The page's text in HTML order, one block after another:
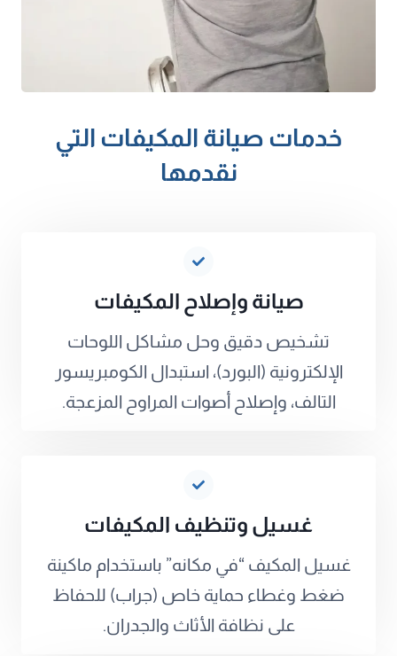
خدمات صيانة المكيفات التي
نقدمها
صيانة وإصلاح المكيفات
تشخيص دقيق وحل مشاكل اللوحات
الإلكترونية (البورد)، استبدال الكومبريسور
التالف، وإصلاح أصوات المراوح المزعجة.
غسيل وتنظيف المكيفات
غسيل المكيف “في مكانه” باستخدام ماكينة
ضغط وغطاء حماية خاص (جراب) للحفاظ
على نظافة الأثاث والجدران.